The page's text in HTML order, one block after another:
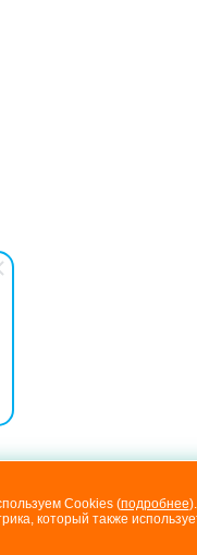
Cookies (подробнее).
который также